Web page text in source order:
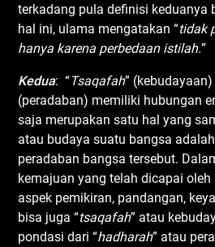
terkadang pula definisi keduanya
hal ini, ulama mengatakan “tidak
hanya karena perbedaan istilah.”
Kedua: “Tsaqafah” (kebudayaan)
(peradaban) memiliki hubungan
saja merupakan satu hal yang
atau budaya suatu bangsa
peradaban bangsa tersebut.
kemajuan yang telah dicapai oleh
aspek pemikiran, pandangan,
bisa juga “tsaqafah” atau
pondasi dari “hadharah” atau